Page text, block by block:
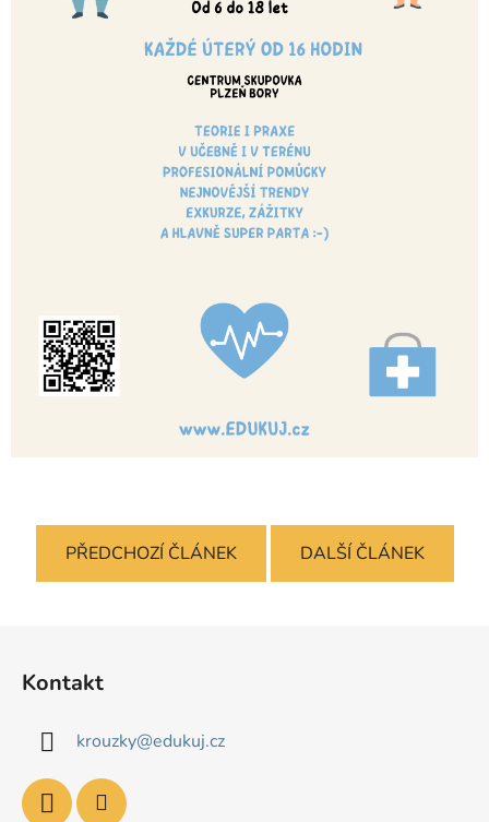
PŘEDCHOZÍ ČLÁNEK DALŠÍ ČLÁNEK
Kontakt
krouzky@edukuj.cz